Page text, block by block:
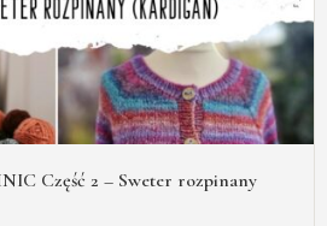
Część 2 – Sweter rozpinany